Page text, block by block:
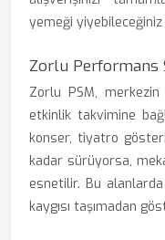
yemeği yiyebileceğiniz
Zorlu Performans
Zorlu PSM,
etkinlik takvimine
konser, tiyatro
kadar sürüyorsa,
esnetilir. Bu
kaygısı taşımadan